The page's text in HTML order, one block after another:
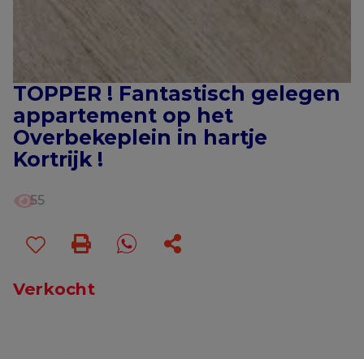
TOPPER ! Fantastisch gelegen
appartement op het
Overbekeplein in hartje
Kortrijk !
55
Verkocht